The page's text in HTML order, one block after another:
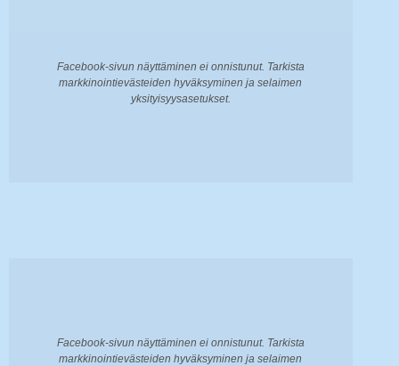
Facebook-sivun näyttäminen ei onnistunut. Tarkista
markkinointievästeiden hyväksyminen ja selaimen
yksityisyysasetukset.
Facebook-sivun näyttäminen ei onnistunut. Tarkista
markkinointievästeiden hyväksyminen ja selaimen